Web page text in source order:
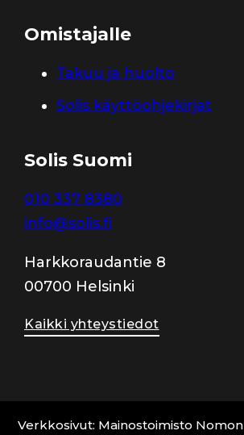
Omistajalle
Takuu ja huolto
Solis käyttöohjekirjat
Solis Suomi
010 337 8380
info@solis.fi
Harkkoraudantie 8
00700 Helsinki
Kaikki yhteystiedot
Verkkosivut: Mainostoimisto Nomon